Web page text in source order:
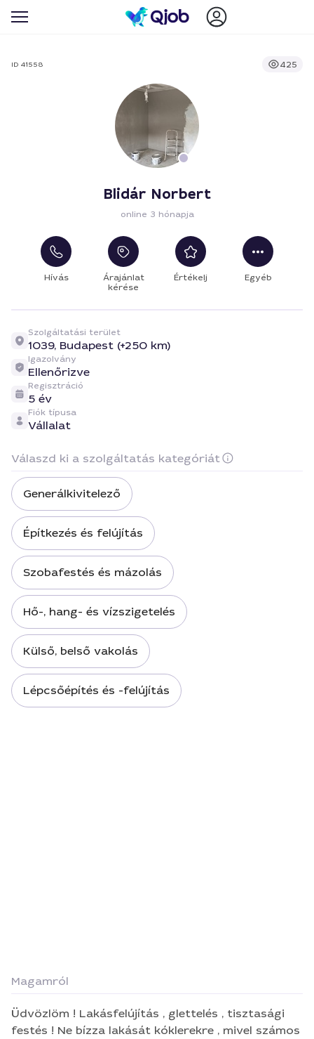
ID 41558 425
Blidár Norbert
online 3 hónapja
Hívás
Árajánlat
kérése
Értékelj Egyéb
Szolgáltatási terület
1039, Budapest (+250 km)
Igazolvány
Ellenőrizve
Regisztráció
5 év
Fiók típusa
Vállalat
Válaszd ki a szolgáltatás kategóriát
Generálkivitelező
Építkezés és felújítás
Szobafestés és mázolás
Hő-, hang- és vízszigetelés
Külső, belső vakolás
Lépcsőépítés és -felújítás
Magamról
Üdvözlöm ! Lakásfelújítás , glettelés , tisztasági
festés ! Ne bízza lakását kóklerekre , mivel számos